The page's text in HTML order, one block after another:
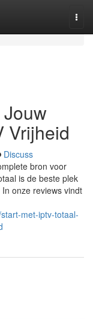
Vrijheid
Discuss
bron voor
is de beste plek
onze reviews vindt
met-iptv-totaal-